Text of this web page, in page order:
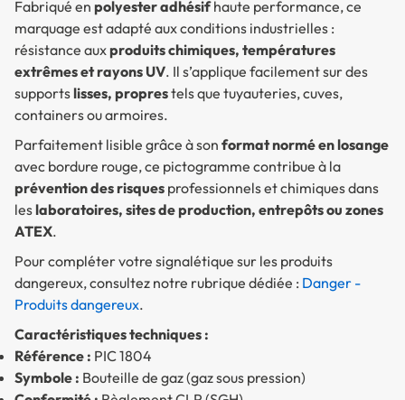
Fabriqué en polyester adhésifhaute performance, ce
marquage est adapté aux conditions industrielles :
résistance auxproduits chimiques, températures
extrêmes et rayons UV. Il s’applique facilement sur des
supportslisses, proprestels que tuyauteries, cuves,
containers ou armoires.
Parfaitement lisible grâce à son format normé en losange
avec bordure rouge, ce pictogramme contribue à la
prévention des risques professionnels et chimiques dans
leslaboratoires, sites de production, entrepôts ou zones
ATEX.
Pour compléter votre signalétique sur les produits
dangereux, consultez notre rubrique dédiée : Danger -
Produits dangereux.
Caractéristiques techniques :
Référence : PIC 1804
Symbole : Bouteille de gaz (gaz sous pression)